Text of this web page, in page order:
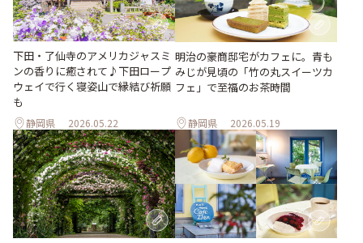
下田・了仙寺のアメリカジャスミ
ンの香りに癒されて♪下田ロープ
ウェイで行く寝姿山で縁結び祈願
も
静岡県 2026.05.22
明治の豪商邸宅がカフェに。青も
みじが見頃の「竹の丸スイーツカ
フェ」で至福のお茶時間
静岡県 2026.05.19